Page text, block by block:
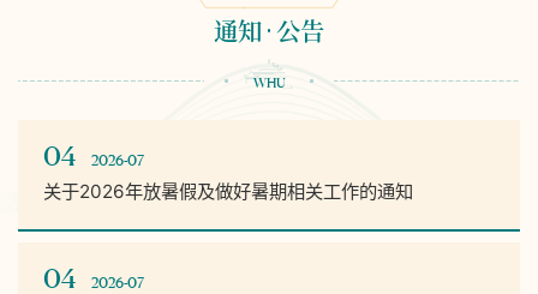
通知 公告
04 2026-07
关于2026年放暑假及做好暑期相关工作的通知
04 2026-07